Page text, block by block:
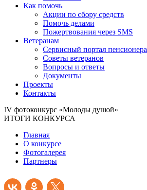
Как помочь
Акции по сбору средств
Помочь делами
Пожертвования через SMS
Ветеранам
Сервисный портал пенсионера
Советы ветеранов
Вопросы и ответы
Документы
Проекты
Контакты
IV фотоконкурс «Молоды душой»
ИТОГИ КОНКУРСА
Главная
О конкурсе
Фотогалерея
Партнеры